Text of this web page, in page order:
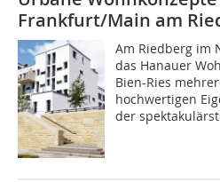
Frankfurt/Main am
Am Riedberg im
das Hanauer
Bien-Ries
hochwertigen
der